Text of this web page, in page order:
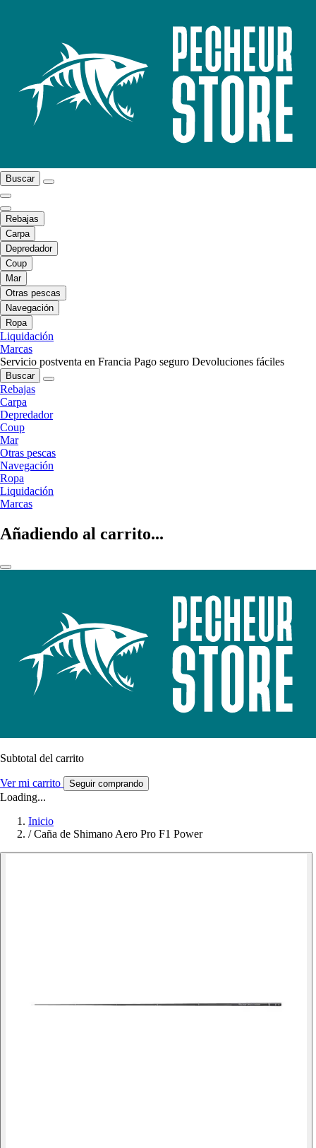
Buscar
Rebajas
Carpa
Depredador
Coup
Mar
Otras pescas
Navegación
Ropa
Liquidación
Marcas
Servicio postventa en Francia Pago seguro Devoluciones fáciles
Buscar
Rebajas
Carpa
Depredador
Coup
Mar
Otras pescas
Navegación
Ropa
Liquidación
Marcas
Añadiendo al carrito...
Subtotal del carrito
Ver mi carrito Seguir comprando
Loading...
Inicio
/ Caña de Shimano Aero Pro F1 Power